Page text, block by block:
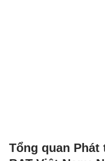
Tổng quan Phát